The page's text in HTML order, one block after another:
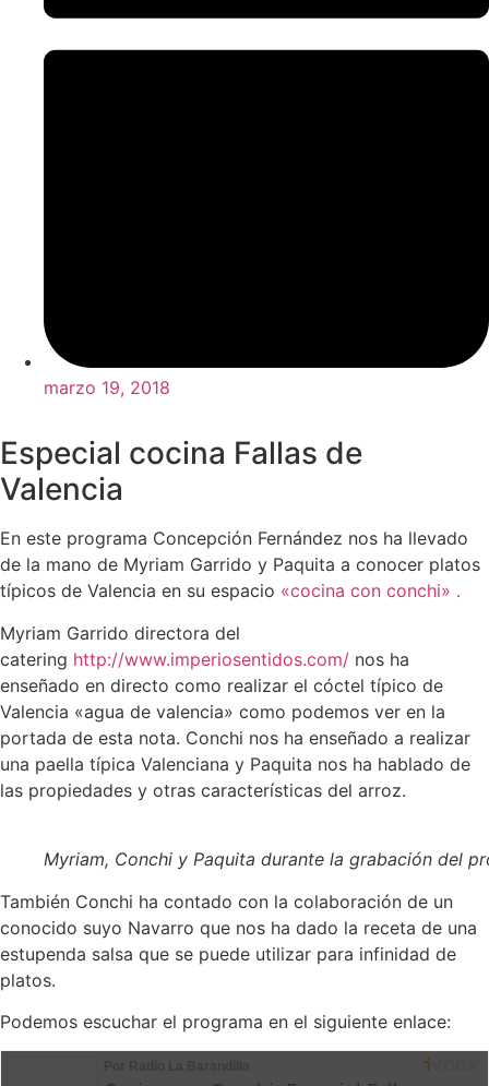
marzo 19, 2018
Especial cocina Fallas de
Valencia
En este programa Concepción Fernández nos ha llevado
de la mano de Myriam Garrido y Paquita a conocer platos
típicos de Valencia en su espacio «cocina con conchi» .
Myriam Garrido directora del
catering http://www.imperiosentidos.com/ nos ha
enseñado en directo como realizar el cóctel típico de
Valencia «agua de valencia» como podemos ver en la
portada de esta nota. Conchi nos ha enseñado a realizar
una paella típica Valenciana y Paquita nos ha hablado de
las propiedades y otras características del arroz.
Myriam, Conchi y Paquita durante la grabación del
También Conchi ha contado con la colaboración de un
conocido suyo Navarro que nos ha dado la receta de una
estupenda salsa que se puede utilizar para infinidad de
platos.
Podemos escuchar el programa en el siguiente enlace: